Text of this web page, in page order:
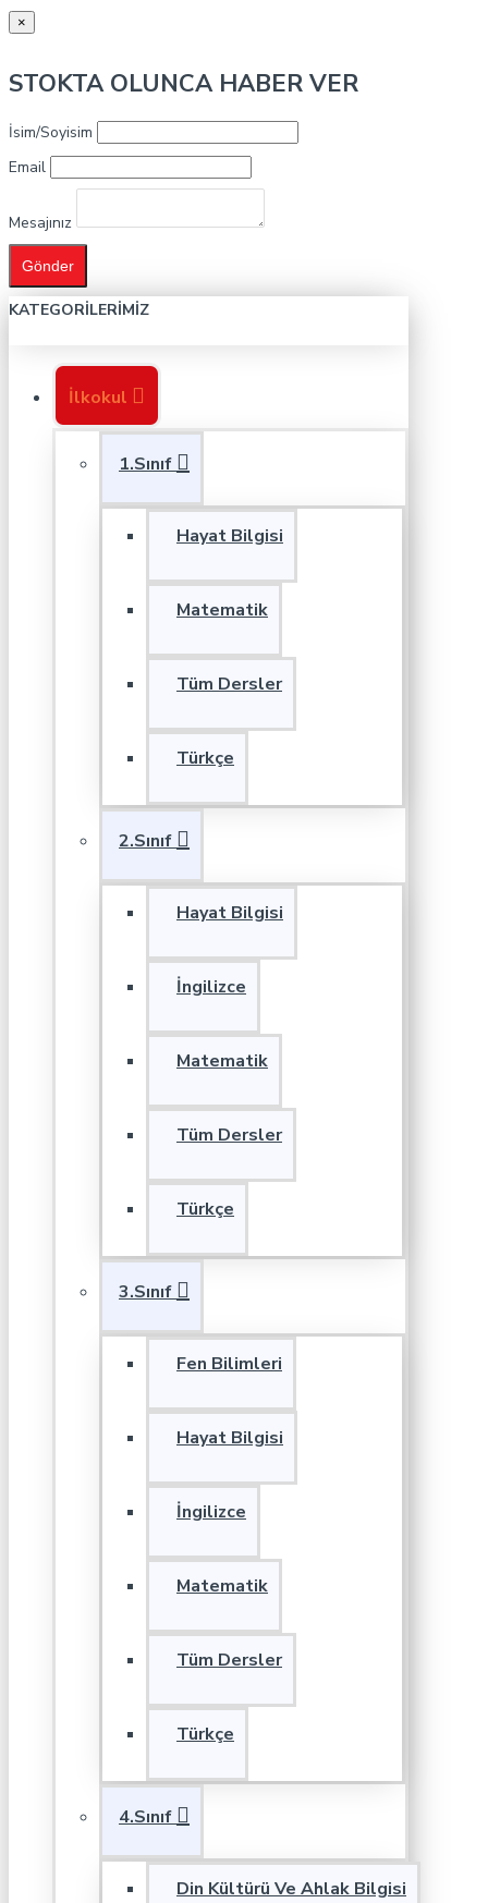
×
STOKTA OLUNCA HABER VER
İsim/Soyisim
Email
Mesajınız
Gönder
KATEGORILERIMIZ
İlkokul
1.Sınıf
Hayat Bilgisi
Matematik
Tüm Dersler
Türkçe
2.Sınıf
Hayat Bilgisi
İngilizce
Matematik
Tüm Dersler
Türkçe
3.Sınıf
Fen Bilimleri
Hayat Bilgisi
İngilizce
Matematik
Tüm Dersler
Türkçe
4.Sınıf
Din Kültürü Ve Ahlak Bilgisi